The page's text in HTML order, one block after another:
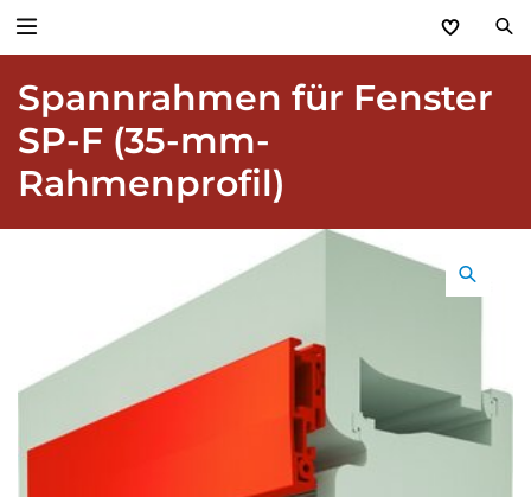
Zurück
Produkte
Industrie, Gewerbe, Öffentliche Hand
Antriebe
Spannrahmen für Fenster
SP-F (35-mm-
Rahmenprofil)